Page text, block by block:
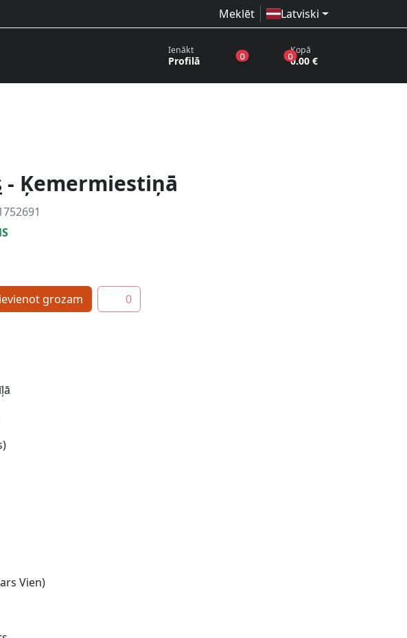
Meklēt Latviski
Ienākt
Profilā 0produkti vēlmju sarakstā
0produkti grozā
Kopā
0.00 €
- Ķemermiestiņā
grozam 0
Vien)